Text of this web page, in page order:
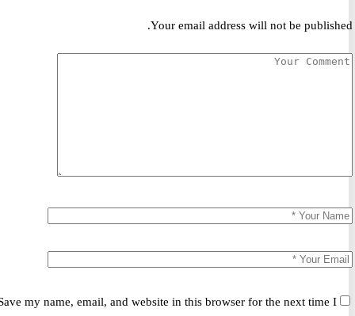
Your email address will not be
Save my name, email, and website in this browser for the next time